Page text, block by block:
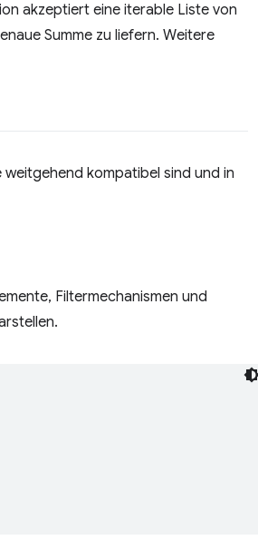
akzeptiert eine iterable Liste von
Summe zu liefern. Weitere
kompatibel sind und in
Filtermechanismen und